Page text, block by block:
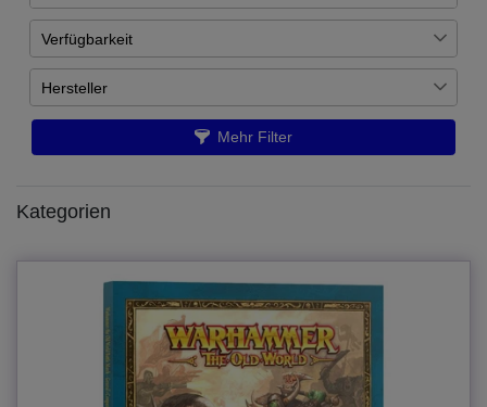
€ ― €
Übernehmen
Verfügbarkeit
Auf Lager 11
Artikel ist nachbestellt 5
Hersteller
Games Workshop 16
Mehr Filter
Kategorien